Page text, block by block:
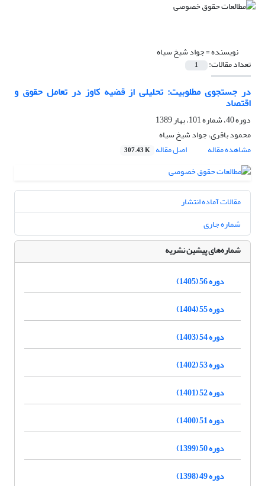
نویسنده =جواد شیخ سیاه
تعداد مقالات: 1
در جستجوی مطلوبیت: تحلیلی از قضیه کاوز در تعامل حقوق و
اقتصاد
دوره 40، شماره 101، بهار 1389
محمود باقری، جواد شیخ سیاه
مشاهده مقاله
اصل مقاله 307.43 K
مقالات آماده انتشار
شماره جاری
شماره‌های پیشین نشریه
دوره 56 (1405)
دوره 55 (1404)
دوره 54 (1403)
دوره 53 (1402)
دوره 52 (1401)
دوره 51 (1400)
دوره 50 (1399)
دوره 49 (1398)